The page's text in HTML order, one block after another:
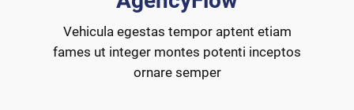
Vehicula egestas tempor aptent etiam
fames ut integer montes potenti inceptos
ornare semper